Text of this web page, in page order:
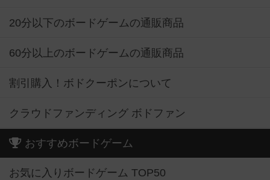
20分以下のボードゲームの通販商品
60分以上のボードゲームの通販商品
割引購入！ボドクーポンについて
クラウドファンディング ボドファン
おすすめボードゲーム
お気に入りボードゲーム TOP50